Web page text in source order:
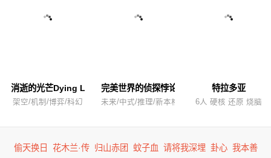
消逝的光芒Dying Light
架空/机制/博弈/科幻
完美世界的侦探悖论
未来/中式/推理/新本格
特拉多亚
6人 硬核 还原 烧脑
偷天换日 花木兰·传 归山赤团 蚊子血 请将我深埋 卦心 我本善